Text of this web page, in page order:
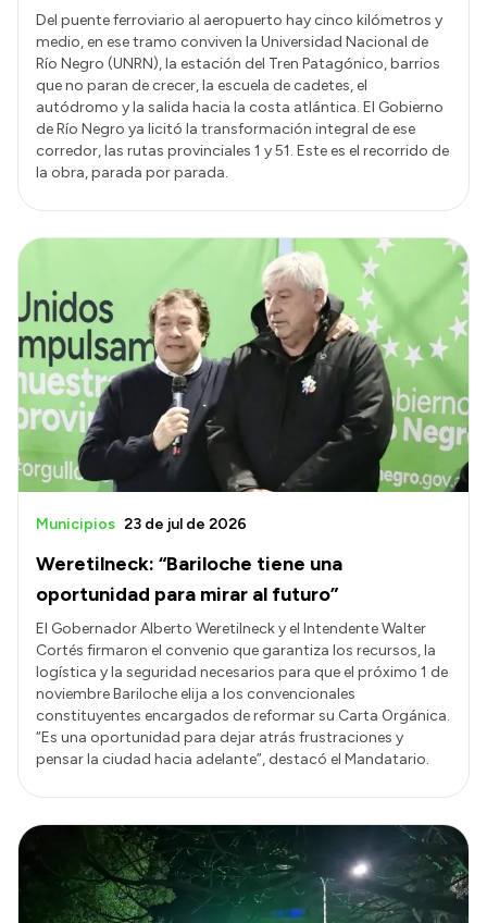
Del puente ferroviario al aeropuerto hay cinco kilómetros y
medio, en ese tramo conviven la Universidad Nacional de
Río Negro (UNRN), la estación del Tren Patagónico, barrios
que no paran de crecer, la escuela de cadetes, el
autódromo y la salida hacia la costa atlántica. El Gobierno
de Río Negro ya licitó la transformación integral de ese
corredor, las rutas provinciales 1 y 51. Este es el recorrido de
la obra, parada por parada.
Weretilneck: “Bariloche tiene una
oportunidad para mirar al futuro”
Municipios 23 de jul de 2026
El Gobernador Alberto Weretilneck y el Intendente Walter
Cortés firmaron el convenio que garantiza los recursos, la
logística y la seguridad necesarios para que el próximo 1 de
noviembre Bariloche elija a los convencionales
constituyentes encargados de reformar su Carta Orgánica.
“Es una oportunidad para dejar atrás frustraciones y
pensar la ciudad hacia adelante”, destacó el Mandatario.